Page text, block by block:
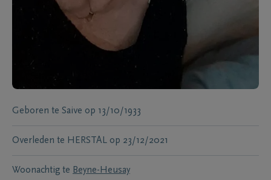
Geboren te Saive op 13/10/1933
Overleden te HERSTAL op 23/12/2021
Woonachtig te Beyne-Heusay